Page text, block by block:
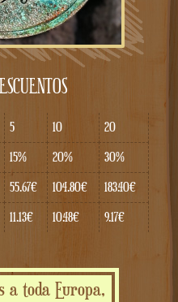
5 10
20
15% 20%
30%
55.67€ 104.80€
183.40€
11.13€ 10.48€ 9.17€
a toda Europa,